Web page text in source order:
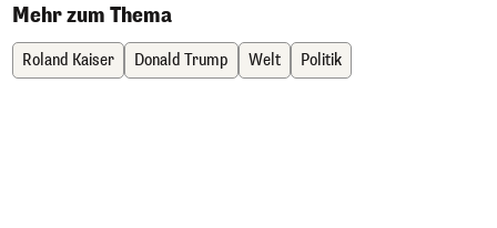
Mehr zum Thema
Roland Kaiser Donald Trump Welt Politik